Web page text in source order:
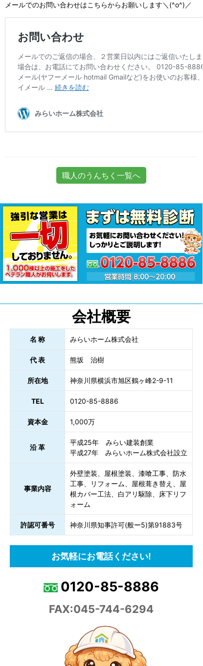
メールでのお問い合わせはこちらからお願いします＼(^o^)／
職人のうんちく一覧へ
会社概要
名 称 みらいホーム株式会社
代 表 熊坂 治樹
所在地 神奈川県横浜市旭区鶴ヶ峰2-9-11
TEL 0120-85-8886
資本金 1,000万
沿 革
平成25年 みらい建装創業
平成27年 みらいホーム株式会社設立
事業内容
外壁塗装、屋根塗装、漆喰工事、防水
工事、リフォーム、屋根葺き替え、屋
根カバー工法、白アリ駆除、床下リフ
ォーム
許認可番号 神奈川県知事許可(般ー5)第91883号
お気軽にお電話ください!
0120-85-8886
FAX:045-744-6294